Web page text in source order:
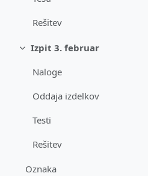
Rešitev
SkrčiIzpit 3. februar
Naloge
Oddaja izdelkov
Testi
Rešitev
Oznaka